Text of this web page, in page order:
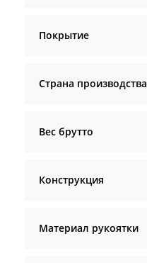
Покрытие
Страна производства
Вес брутто
Конструкция
Материал рукоятки